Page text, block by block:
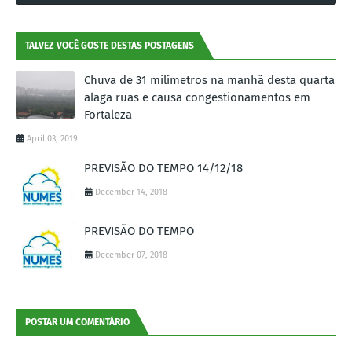
TALVEZ VOCÊ GOSTE DESTAS POSTAGENS
Chuva de 31 milímetros na manhã desta quarta
alaga ruas e causa congestionamentos em
Fortaleza
April 03, 2019
PREVISÃO DO TEMPO 14/12/18
December 14, 2018
PREVISÃO DO TEMPO
December 07, 2018
POSTAR UM COMENTÁRIO